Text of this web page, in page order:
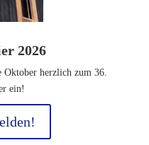
2026
Oktober herzlich zum 36.
ein!